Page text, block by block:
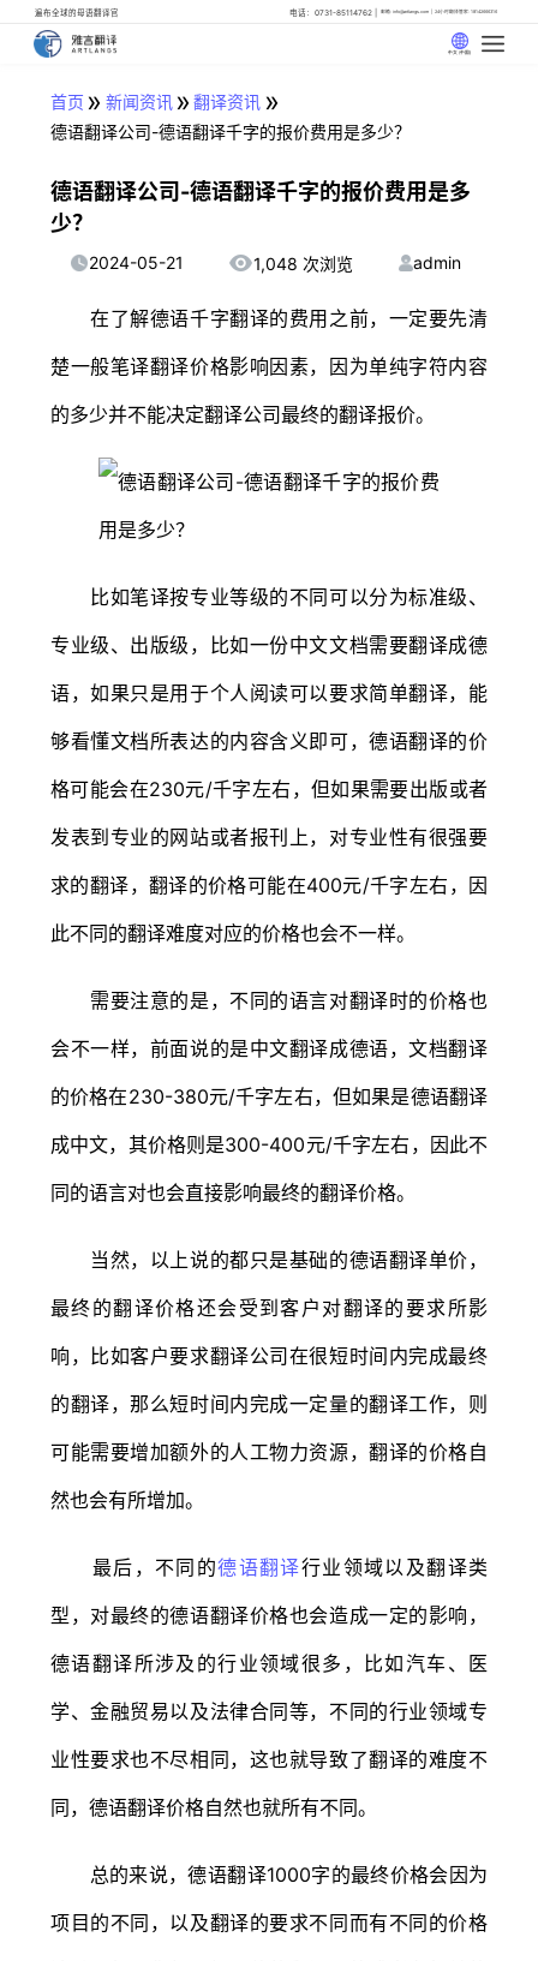
遍布全球的母语翻译官 电话：0731-85114762 邮箱: info@artlangs.com 24小时翻译管家: 18142666316
中文 (中国)
首页 » 新闻资讯» 翻译资讯 »
德语翻译公司-德语翻译千字的报价费用是多少？
德语翻译公司-德语翻译千字的报价费用是多
少？
2024-05-21 1,048 次浏览 admin
在了解德语千字翻译的费用之前，一定要先清
楚一般笔译翻译价格影响因素，因为单纯字符内容
的多少并不能决定翻译公司最终的翻译报价。
比如笔译按专业等级的不同可以分为标准级、
专业级、出版级，比如一份中文文档需要翻译成德
语，如果只是用于个人阅读可以要求简单翻译，能
够看懂文档所表达的内容含义即可，德语翻译的价
格可能会在230元/千字左右，但如果需要出版或者
发表到专业的网站或者报刊上，对专业性有很强要
求的翻译，翻译的价格可能在400元/千字左右，因
此不同的翻译难度对应的价格也会不一样。
需要注意的是，不同的语言对翻译时的价格也
会不一样，前面说的是中文翻译成德语，文档翻译
的价格在230-380元/千字左右，但如果是德语翻译
成中文，其价格则是300-400元/千字左右，因此不
同的语言对也会直接影响最终的翻译价格。
当然，以上说的都只是基础的德语翻译单价，
最终的翻译价格还会受到客户对翻译的要求所影
响，比如客户要求翻译公司在很短时间内完成最终
的翻译，那么短时间内完成一定量的翻译工作，则
可能需要增加额外的人工物力资源，翻译的价格自
然也会有所增加。
最后，不同的德语翻译行业领域以及翻译类
型，对最终的德语翻译价格也会造成一定的影响，
德语翻译所涉及的行业领域很多，比如汽车、医
学、金融贸易以及法律合同等，不同的行业领域专
业性要求也不尽相同，这也就导致了翻译的难度不
同，德语翻译价格自然也就所有不同。
总的来说，德语翻译1000字的最终价格会因为
项目的不同，以及翻译的要求不同而有不同的价格